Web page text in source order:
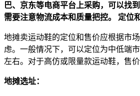
巴、京东等电商平台上采购，可以找
需要注意物流成本和质量把控。
定位
地摊卖运动鞋的定位和售价应根据市
虑。一般情况下，可以定位为中低端
左右。对于高仿或限量款运动鞋，售价
地摊选址：